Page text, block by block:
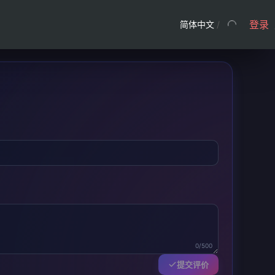
简体中文 / 登录
0/500
提交评价